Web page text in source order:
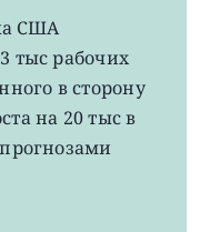
неожиданно
США
тыс рабочих
в сторону
на 20 тыс в